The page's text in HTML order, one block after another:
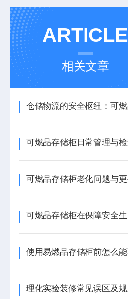
ARTICLE
相关文章